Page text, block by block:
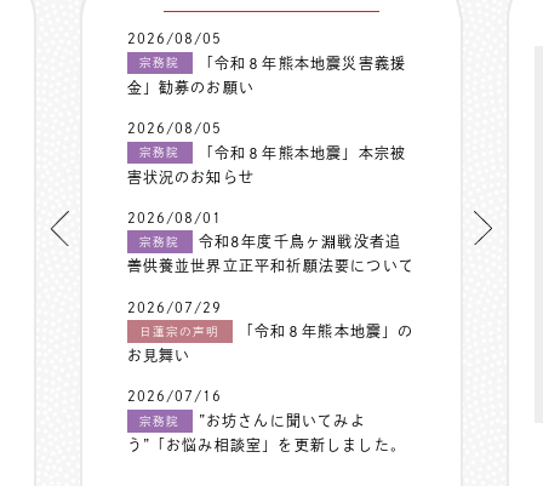
2026/08/05
宗務院
「令和８年熊本地震災害義援
金」勧募のお願い
2026/08/05
宗務院
「令和８年熊本地震」本宗被
害状況のお知らせ
2026/08/01
宗務院
令和8年度千鳥ヶ淵戦没者追
善供養並世界立正平和祈願法要について
2026/07/29
日蓮宗の声明
「令和８年熊本地震」の
お見舞い
2026/07/16
宗務院
”お坊さんに聞いてみよ
う”「お悩み相談室」を更新しました。